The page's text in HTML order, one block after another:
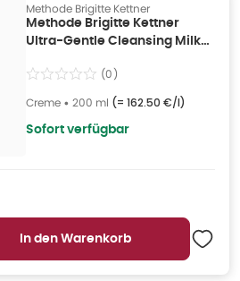
Methode Brigitte Kettner
Methode Brigitte Kettner
Ultra-Gentle Cleansing Milk
(0)
Creme • 200 ml (= 162.50 €/l)
Sofort verfügbar
In den Warenkorb